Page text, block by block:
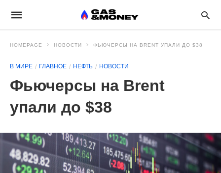
HOMEPAGE НОВОСТИ ФЬЮЧЕРСЫ НА BRENT УПАЛИ ДО $38
В МИРЕ ГЛАВНОЕ НЕФТЬ НОВОСТИ
Фьючерсы на Brent
упали до $38